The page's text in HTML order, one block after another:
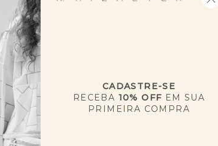
CADASTRE-SE
RECEBA 10% OFF EM SUA
PRIMEIRA COMPRA